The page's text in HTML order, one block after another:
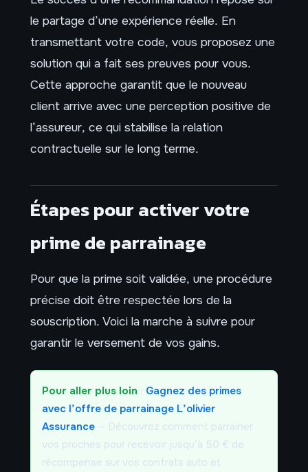
le partage d’une expérience réelle. En
transmettant votre code, vous proposez une
solution qui a fait ses preuves pour vous.
Cette approche garantit que le nouveau
client arrive avec une perception positive de
l’assureur, ce qui stabilise la relation
contractuelle sur le long terme.
Étapes pour activer votre
prime de parrainage
Pour que la prime soit validée, une procédure
précise doit être respectée lors de la
souscription. Voici la marche à suivre pour
garantir le versement de vos gains.
Pour aller plus loin
Gagnez des primes
avec l’offre de parrainage L’olivier
Assurance — Découvrez comment parrainer
vos proches pour recevoir jusqu’à 50 € de
récompense sur vos contrats auto et